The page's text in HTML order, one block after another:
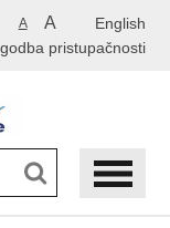
English
A A
pristupačnosti